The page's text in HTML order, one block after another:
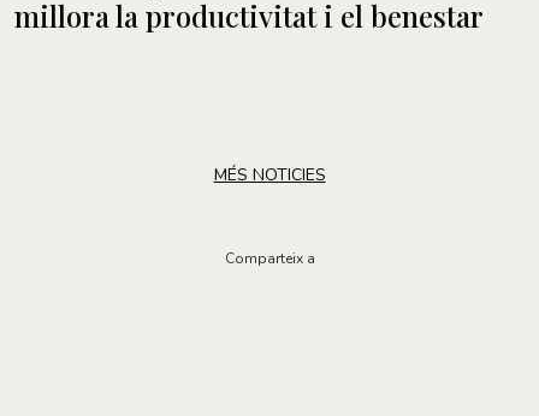
millora la productivitat i el benestar
MÉS NOTICIES
Comparteix a